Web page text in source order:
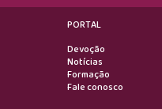
PORTAL
Devoção
Notícias
Formação
Fale conosco